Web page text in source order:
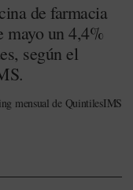
de farmacia
mayo un 4,4%
según el